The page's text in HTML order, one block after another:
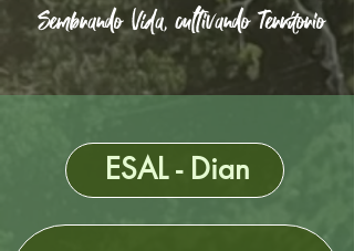
Sembrando Vida, cultivando Territorio
ESAL - Dian